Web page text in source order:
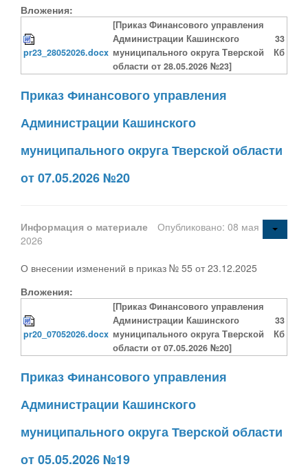
Вложения:
pr23_28052026.docx
[Приказ Финансового управления
Администрации Кашинского
муниципального округа Тверской
области от 28.05.2026 №23]
33
Кб
Приказ Финансового управления
Администрации Кашинского
муниципального округа Тверской области
от 07.05.2026 №20
Информация о материале
Опубликовано: 08 мая
2026
О внесении изменений в приказ № 55 от 23.12.2025
Вложения:
pr20_07052026.docx
[Приказ Финансового управления
Администрации Кашинского
муниципального округа Тверской
области от 07.05.2026 №20]
33
Кб
Приказ Финансового управления
Администрации Кашинского
муниципального округа Тверской области
от 05.05.2026 №19